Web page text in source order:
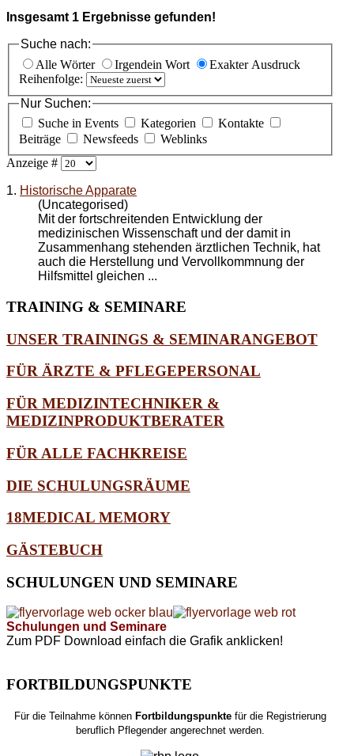
Insgesamt 1 Ergebnisse gefunden!
Suche nach:
Alle Wörter
Irgendein Wort
Exakter Ausdruck
Reihenfolge:
Nur Suchen:
Suche in Events
Kategorien
Kontakte
Beiträge
Newsfeeds
Weblinks
Anzeige #
1. Historische Apparate
(Uncategorised)
Mit der fortschreitenden Entwicklung der
medizinischen Wissenschaft und der damit in
Zusammenhang stehenden ärztlichen Technik, hat
auch die Herstellung und Vervollkommnung der
Hilfsmittel gleichen ...
TRAINING & SEMINARE
UNSER TRAININGS & SEMINARANGEBOT
FÜR ÄRZTE & PFLEGEPERSONAL
FÜR MEDIZINTECHNIKER &
MEDIZINPRODUKTBERATER
FÜR ALLE FACHKREISE
DIE SCHULUNGSRÄUME
18MEDICAL MEMORY
GÄSTEBUCH
SCHULUNGEN UND SEMINARE
Schulungen und Seminare
Zum PDF Download einfach die Grafik anklicken!
FORTBILDUNGSPUNKTE
Für die Teilnahme könnenFortbildungspunktefür die Registrierung
beruflich Pflegender angerechnet werden.